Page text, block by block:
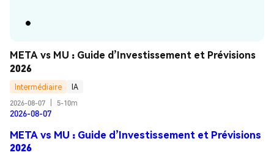
META vs MU : Guide d’Investissement et Prévisions
2026
Intermédiaire
IA
2026-08-07
5-10m
2026-08-07
META vs MU : Guide d’Investissement et Prévisions
2026